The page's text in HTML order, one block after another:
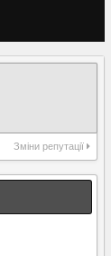
Зміни репутації